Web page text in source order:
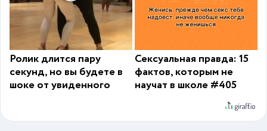
Ролик длится пару
секунд, но вы будете в
шоке от увиденного
Сексуальная правда: 15
фактов, которым не
научат в школе #405